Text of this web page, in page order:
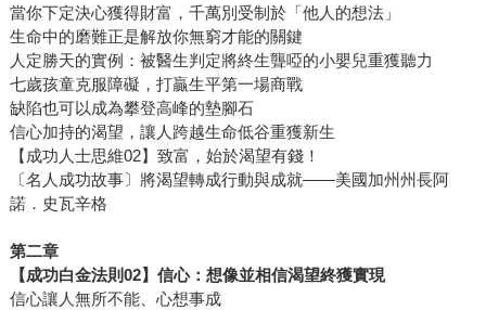
當你下定決心獲得財富，千萬別受制於「他人的想法」
生命中的磨難正是解放你無窮才能的關鍵
人定勝天的實例：被醫生判定將終生聾啞的小嬰兒重獲聽力
七歲孩童克服障礙，打贏生平第一場商戰
缺陷也可以成為攀登高峰的墊腳石
信心加持的渴望，讓人跨越生命低谷重獲新生
【成功人士思維02】致富，始於渴望有錢！
〔名人成功故事〕將渴望轉成行動與成就——美國加州州長阿
諾．史瓦辛格
第二章
【成功白金法則02】信心：想像並相信渴望終獲實現
信心讓人無所不能、心想事成